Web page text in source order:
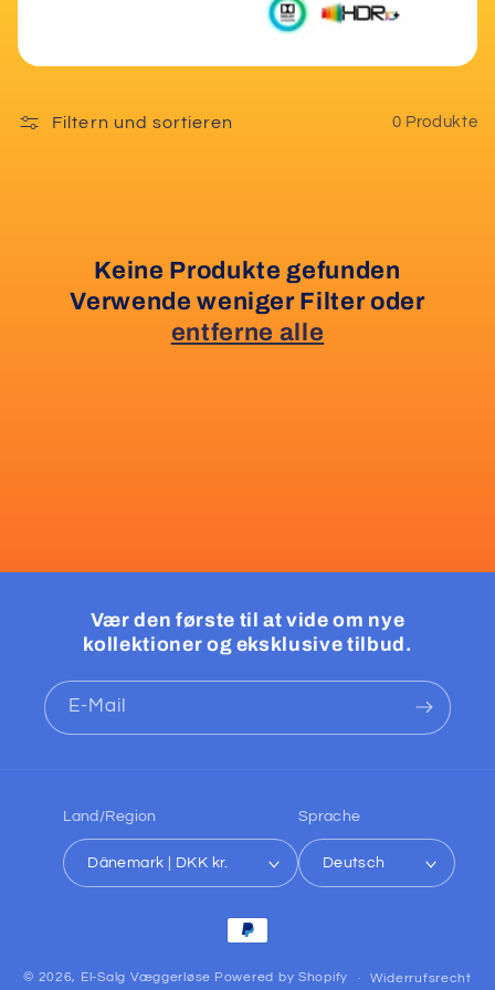
r
e
Filtern und sortieren 0 Produkte
Keine Produkte gefunden
Verwende weniger Filter oder
entferne alle
Vær den første til at vide om nye
kollektioner og eksklusive tilbud.
E-Mail
Land/Region
Dänemark | DKK kr.
Sprache
Deutsch
Zahlungsmethoden
© 2026, El-Salg Væggerløse Powered by Shopify Widerrufsrecht